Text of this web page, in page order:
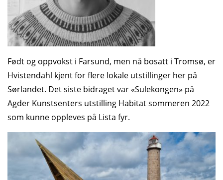
Født og oppvokst i Farsund, men nå bosatt i Tromsø, er
Hvistendahl kjent for flere lokale utstillinger her på
Sørlandet. Det siste bidraget var «Sulekongen» på
Agder Kunstsenters utstilling Habitat sommeren 2022
som kunne oppleves på Lista fyr.